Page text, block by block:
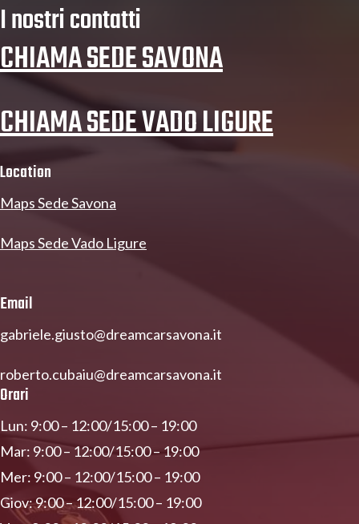
I nostri contatti
CHIAMA SEDE SAVONA
CHIAMA SEDE VADO LIGURE
Location
Maps Sede Savona
Maps Sede Vado Ligure
Email
gabriele.giusto@dreamcarsavona.it
roberto.cubaiu@dreamcarsavona.it
Orari
Lun: 9:00 – 12:00/15:00 – 19:00
Mar: 9:00 – 12:00/15:00 – 19:00
Mer: 9:00 – 12:00/15:00 – 19:00
Giov: 9:00 – 12:00/15:00 – 19:00